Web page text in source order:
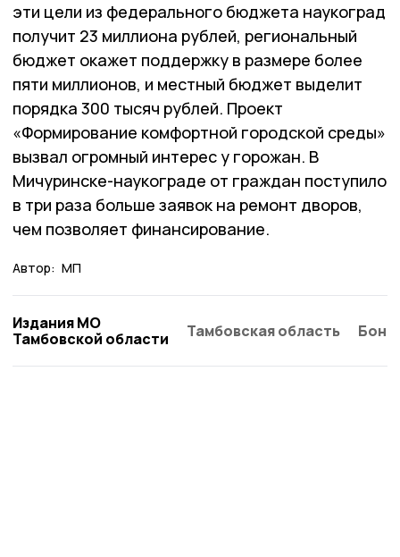
эти цели из федерального бюджета наукоград
получит 23 миллиона рублей, региональный
бюджет окажет поддержку в размере более
пяти миллионов, и местный бюджет выделит
порядка 300 тысяч рублей. Проект
«Формирование комфортной городской среды»
вызвал огромный интерес у горожан. В
Мичуринске-наукограде от граждан поступило
в три раза больше заявок на ремонт дворов,
чем позволяет финансирование.
Автор: МП
Издания МО
Тамбовской области
Тамбовская область